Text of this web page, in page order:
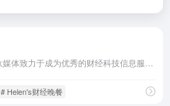
# Helen's财经晚餐